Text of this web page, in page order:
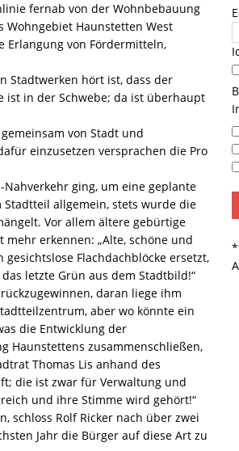
fernab von der Wohnbebauung
Wohngebiet Haunstetten West
Erlangung von Fördermitteln,
Stadtwerken hört ist, dass der
ist in der Schwebe; da ist überhaupt
von Stadt und
einzusetzen versprachen die Pro
ging, um eine geplante
allgemein, stets wurde die
Vor allem ältere gebürtige
erkennen: „Alte, schöne und
Flachdachblöcke ersetzt,
letzte Grün aus dem Stadtbild!“
daran liege ihm
aber wo könnte ein
die Entwicklung der
Haunstettens zusammenschließen,
Thomas Lis anhand des
die ist zwar für Verwaltung und
und ihre Stimme wird gehört!“
schloss Rolf Ricker nach über zwei
Jahr die Bürger auf diese Art zu